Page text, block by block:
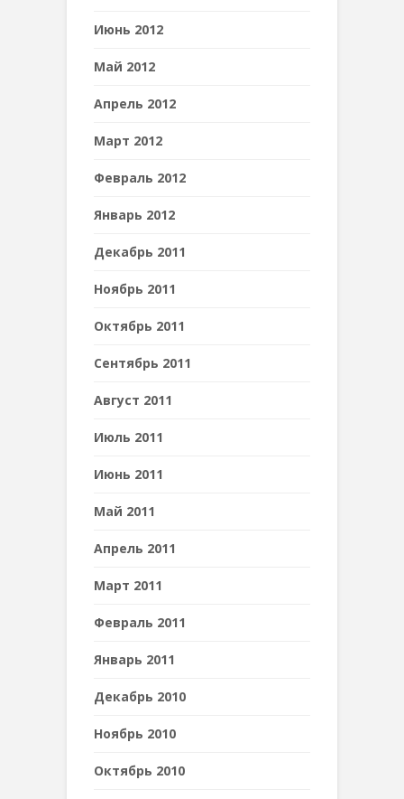
Июнь 2012
Май 2012
Апрель 2012
Март 2012
Февраль 2012
Январь 2012
Декабрь 2011
Ноябрь 2011
Октябрь 2011
Сентябрь 2011
Август 2011
Июль 2011
Июнь 2011
Май 2011
Апрель 2011
Март 2011
Февраль 2011
Январь 2011
Декабрь 2010
Ноябрь 2010
Октябрь 2010